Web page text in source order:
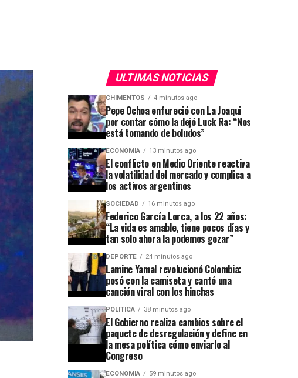
ULTIMAS NOTICIAS
CHIMENTOS 4 minutos ago
Pepe Ochoa enfureció con La Joaqui
por contar cómo la dejó Luck Ra: “Nos
está tomando de boludos”
ECONOMIA 13 minutos ago
El conflicto en Medio Oriente reactiva
la volatilidad del mercado y complica a
los activos argentinos
SOCIEDAD 16 minutos ago
Federico García Lorca, a los 22 años:
“La vida es amable, tiene pocos días y
tan solo ahora la podemos gozar”
DEPORTE 24 minutos ago
Lamine Yamal revolucionó Colombia:
posó con la camiseta y cantó una
canción viral con los hinchas
POLITICA 38 minutos ago
El Gobierno realiza cambios sobre el
paquete de desregulación y define en
la mesa política cómo enviarlo al
Congreso
ECONOMIA 59 minutos ago